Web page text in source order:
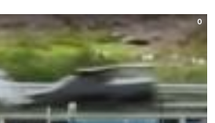
0